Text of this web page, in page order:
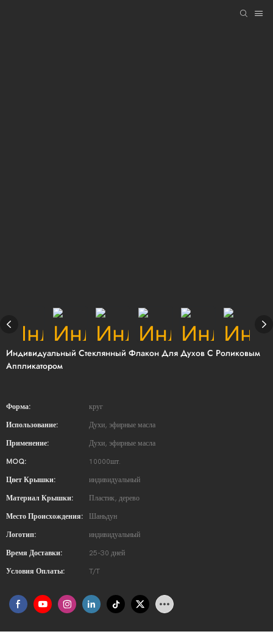
Индивидуальный Стеклянный Флакон Для Духов С Роликовым
Аппликатором
Форма: круг
Использование: Духи, эфирные масла
Применение: Духи, эфирные масла
MOQ: 10000шт.
Цвет Крышки: индивидуальный
Материал Крышки: Пластик, дерево
Место Происхождения: Шаньдун
Логотип: индивидуальный
Время Доставки: 25-30 дней
Условия Оплаты: T/T